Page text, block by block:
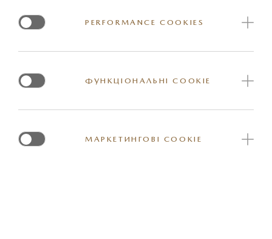
Надійно закріпить ваші речі під час їх транспортування
Горизонтальний тип, з логотипом Mazda та 4
пластиковими гачками.
Артикул: 410078915
PERFORMANCE COOKIES
ФУНКЦІОНАЛЬНІ COOKIE
МАРКЕТИНГОВІ COOKIE